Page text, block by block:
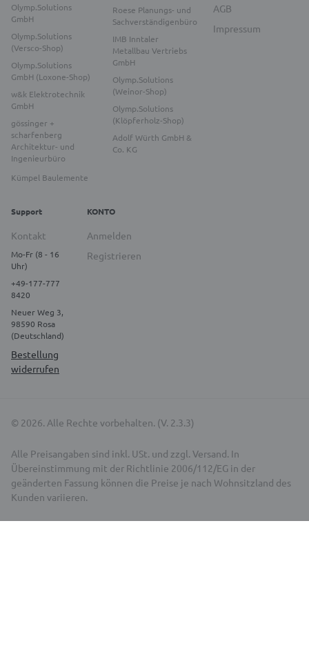
Olymp.Solutions
GmbH
Olymp.Solutions
(Versco-Shop)
Olymp.Solutions
GmbH (Loxone-Shop)
w&k Elektrotechnik
GmbH
gössinger +
scharfenberg
Architektur- und
Ingenieurbüro
Kümpel Baulemente
Roese Planungs- und
Sachverständigenbüro
IMB Inntaler
Metallbau Vertriebs
GmbH
Olymp.Solutions
(Weinor-Shop)
Olymp.Solutions
(Klöpferholz-Shop)
Adolf Würth GmbH &
Co. KG
AGB
Impressum
Support
Kontakt
Mo-Fr (8 - 16
Uhr)
+49-177-777
8420
Neuer Weg 3,
98590 Rosa
(Deutschland)
Bestellung
widerrufen
KONTO
Anmelden
Registrieren
© 2026. Alle Rechte vorbehalten. (V. 2.3.3)
Alle Preisangaben sind inkl. USt. und zzgl. Versand. In
Übereinstimmung mit der Richtlinie 2006/112/EG in der
geänderten Fassung können die Preise je nach Wohnsitzland des
Kunden variieren.